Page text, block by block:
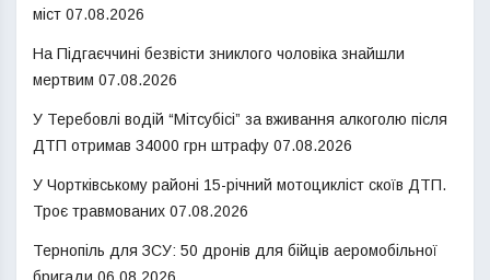
міст 07.08.2026
На Підгаєччині безвісти зниклого чоловіка знайшли
мертвим 07.08.2026
У Теребовлі водій “Мітсубісі” за вживання алкоголю після
ДТП отримав 34000 грн штрафу 07.08.2026
У Чортківському районі 15-річний мотоцикліст скоїв ДТП.
Троє травмованих 07.08.2026
Тернопіль для ЗСУ: 50 дронів для бійців аеромобільної